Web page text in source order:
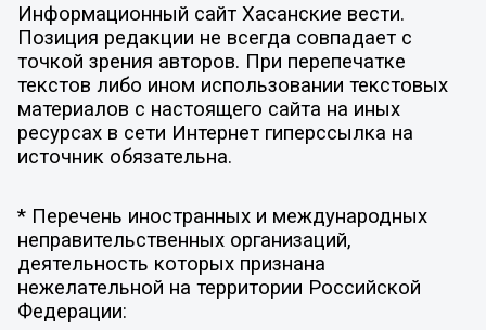
Информационный сайт Хасанские вести.
Позиция редакции не всегда совпадает с
точкой зрения авторов. При перепечатке
текстов либо ином использовании текстовых
материалов с настоящего сайта на иных
ресурсах в сети Интернет гиперссылка на
источник обязательна.
* Перечень иностранных и международных
неправительственных организаций,
деятельность которых признана
нежелательной на территории Российской
Федерации: